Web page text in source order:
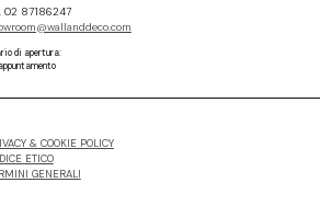
02 87186247
di apertura:
& COOKIE POLICY
ETICO
GENERALI